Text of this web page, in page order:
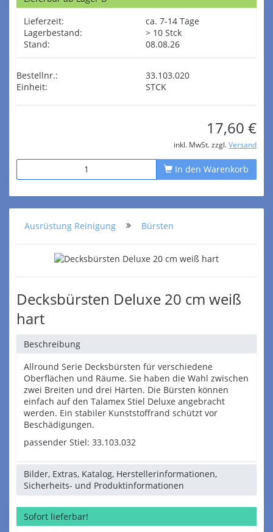
Lieferzeit:
ca. 7-14 Tage
Lagerbestand:
> 10 Stck
Stand:
08.08.26
Bestellnr.:
33.103.020
Einheit:
STCK
17,60 €
inkl. MwSt. zzgl. Versand
In den Warenkorb
Ausrüstung Reinigung Bürsten
Decksbürsten Deluxe 20 cm weiß
hart
Beschreibung
Allround Serie Decksbürsten für verschiedene
Oberflächen und Räume. Sie haben die Wahl zwischen
zwei Breiten und drei Härten. Die Bürsten können
einfach auf den Talamex Stiel Deluxe angebracht
werden. Ein stabiler Kunststoffrand schützt vor
Beschädigungen.
passender Stiel: 33.103.032
Bilder, Extras, Katalog, Herstellerinformationen,
Sicherheits- und Produktinformationen
Sofort lieferbar!